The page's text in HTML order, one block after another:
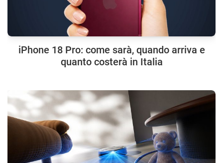
iPhone 18 Pro: come sarà, quando arriva e
quanto costerà in Italia